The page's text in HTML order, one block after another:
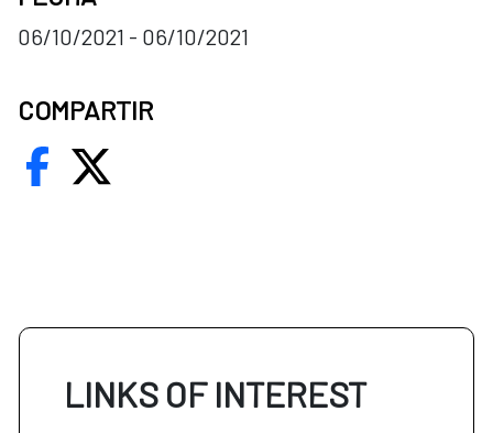
06/10/2021 - 06/10/2021
COMPARTIR
LINKS OF INTEREST